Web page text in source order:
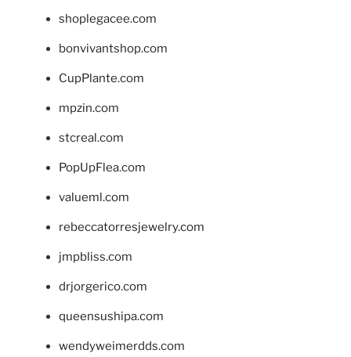
shoplegacee.com
bonvivantshop.com
CupPlante.com
mpzin.com
stcreal.com
PopUpFlea.com
valueml.com
rebeccatorresjewelry.com
jmpbliss.com
drjorgerico.com
queensushipa.com
wendyweimerdds.com